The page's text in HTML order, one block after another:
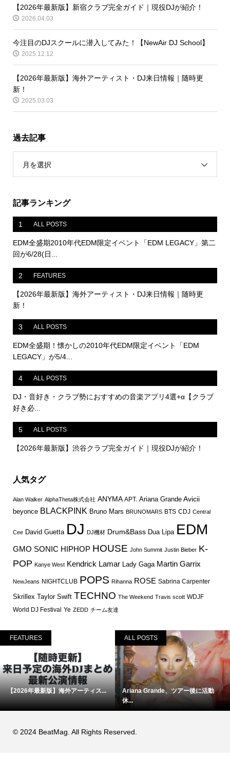
【2026年最新版】新宿クラブ完全ガイド｜現役DJが紹介！
2026.04.03
今注目のDJスクールに潜入してみた！【NewAir DJ School】
2025.12.12
【2026年最新版】海外アーティスト・DJ来日情報｜随時更
新！
2025.03.03
過去記事
月を選択
記事ランキング
1 ALL POSTS
EDM全盛期2010年代EDM限定イベント「EDM LEGACY」第二
回が6/28(日...
2 FEATURES
【2026年最新版】海外アーティスト・DJ来日情報｜随時更
新！
3 ALL POSTS
EDM全盛期！懐かしの2010年代EDM限定イベント「EDM
LEGACY」が5/4...
4 ALL POSTS
DJ・音好き・クラブ勢におすすめの音楽アプリ4選+α【クラブ
好き必...
5 ALL POSTS
【2026年最新版】渋谷クラブ完全ガイド｜現役DJが紹介！
人気タグ
Alan Walker AlphaTheta株式会社 ANYMA APT. Ariana Grande Avicii
beyonce BLACKPINK Bruno Mars BRUNOMARS BTS CDJ Central
Cee David Guetta DJ DJ機材 Drum&Bass Dua Lipa EDM
GMO SONIC HIPHOP HOUSE John Summit Justin Bieber K-
POP Kanye West Kendrick Lamar Lady Gaga Martin Garrix
NewJeans NIGHTCLUB POPS Rihanna ROSE Sabrina Carpenter
Skrillex Taylor Swift TECHNO The Weekend Travis scott WDJF
World DJ Festival
Ye ZEDD チーム友達
FEATURES
【2026年最新版】海外アーティス...
ALL POSTS
Ariana Grande、ツアー後に活動
休...
© 2024 BeatMag. All Rights Reserved.